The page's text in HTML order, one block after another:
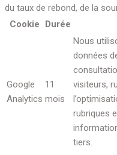
du taux de rebond, de la
Cookie
Durée
Google
Analytics
11
mois
Nous
données
visiteurs,
rubriques
tiers.